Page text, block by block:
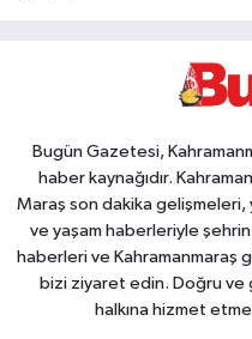
Bugün Gazetesi,
haber kaynağıdır.
Maraş son dakika
ve yaşam haberleriyle
haberleri ve Kahramanmaraş
bizi ziyaret edin. Doğru ve
halkına hizmet